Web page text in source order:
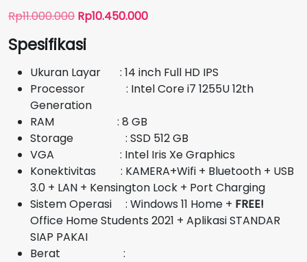
Rp11.000.000 Harga
adalah:
Rp11.000.000.
Rp10.450.000Harga
adalah:
Rp10.450.000.
Spesifikasi
Ukuran Layar : 14 inch Full HD IPS
Processor : Intel Core i7 1255U 12th
Generation
RAM : 8 GB
Storage : SSD 512 GB
VGA : Intel Iris Xe Graphics
Konektivitas : KAMERA+Wifi + Bluetooth + USB
3.0 + LAN + Kensington Lock + Port Charging
Sistem Operasi : Windows 11 Home + FREE!
Office Home Students 2021 + Aplikasi STANDAR
SIAP PAKAI
Berat :